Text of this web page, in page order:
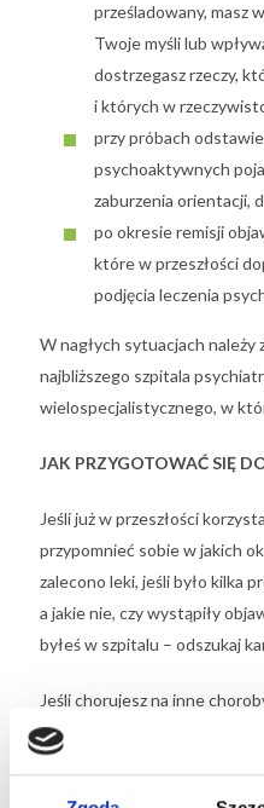
prześladowany, masz
Twoje myśli lub
dostrzegasz rzeczy,
i których w
przy próbach
psychoaktywnych
zaburzenia orientacji,
po okresie remisji
które w przeszłości
podjęcia leczenia
W nagłych sytuacjach należy
najbliższego szpitala
wielospecjalistycznego, w
JAK PRZYGOTOWAĆ SIĘ
Jeśli już w przeszłości
przypomnieć sobie w jakich
zalecono leki, jeśli było kilka
a jakie nie, czy wystąpiły
byłeś w szpitalu – odszukaj
Jeśli chorujesz na inne
przyjmowanych leków
Warto wziąć też ze sobą